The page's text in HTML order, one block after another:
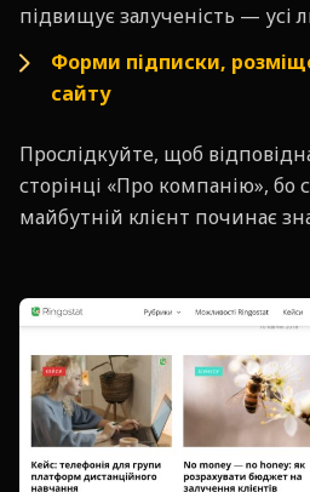
підвищує залученість — усі
Форми підписки,
сайту
Прослідкуйте, щоб
сторінці «Про компанію», бо
майбутній клієнт починає